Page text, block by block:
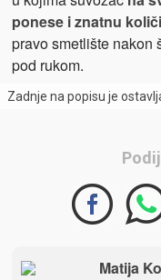
ponese i znatnu
pravo smetlište nakon
pod rukom.
Zadnje na popisu je
Matija